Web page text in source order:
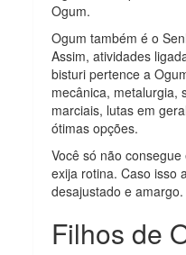
Ogum.
Ogum também é o
Assim, atividades
bisturi pertence a
mecânica, metalurgia,
marciais, lutas em
ótimas opções.
Você só não
exija rotina. Caso isso
desajustado e amargo.
Filhos de